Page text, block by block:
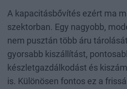
A kapacitásbővítés ezért ma
szektorban. Egy nagyobb,
nem pusztán több áru
gyorsabb kiszállítást,
készletgazdálkodást és
is. Különösen fontos ez a